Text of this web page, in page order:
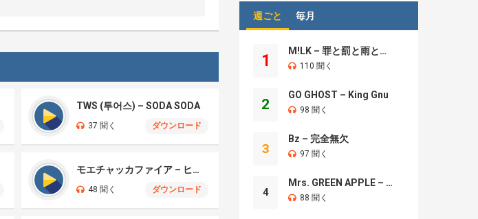
TWS (투어스) – SODA SODA
37 聞く ダウンロード
モエチャッカファイア – ヒューゴ、狛野真斗、ライト、セヴェリアン (Cover )
48 聞く ダウンロード
週ごと 毎月
1
M!LK – 罪と罰と雨とキス
110 聞く
2
GO GHOST – King Gnu
98 聞く
3
Bz – 完全無欠
97 聞く
4
Mrs. GREEN APPLE – Brand New
88 聞く